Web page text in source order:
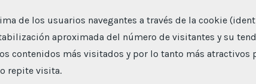
de los usuarios navegantes a través de la cookie
aproximada del número de visitantes y su
contenidos más visitados y por lo tanto más atractivos
repite visita.